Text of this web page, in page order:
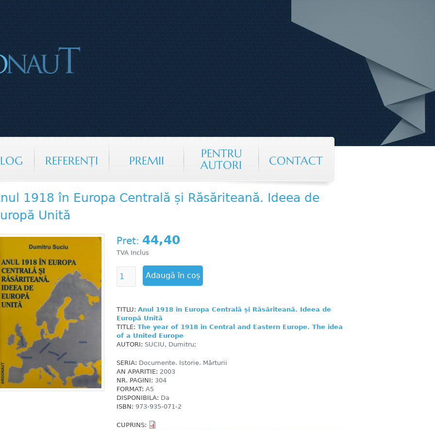
Jump to navigation
REFERENŢI PREMII
PENTRU
AUTORI
CONTACT
1918 în Europa Centrală și Răsăriteană. Ideea de
Unită
Pret: 44,40
TVA Inclus
TITLU: Anul 1918 în Europa Centrală și Răsăriteană. Ideea de
Europă Unită
TITLE: The year of 1918 in Central and Eastern Europe. The idea
of ​​a United Europe
AUTORI: SUCIU, Dumitru;
SERIA: Documente. Istorie. Mărturii
AN APARITIE: 2003
NR. PAGINI: 304
FORMAT: A5
DISPONIBILA: Da
ISBN: 973-935-071-2
CUPRINS: